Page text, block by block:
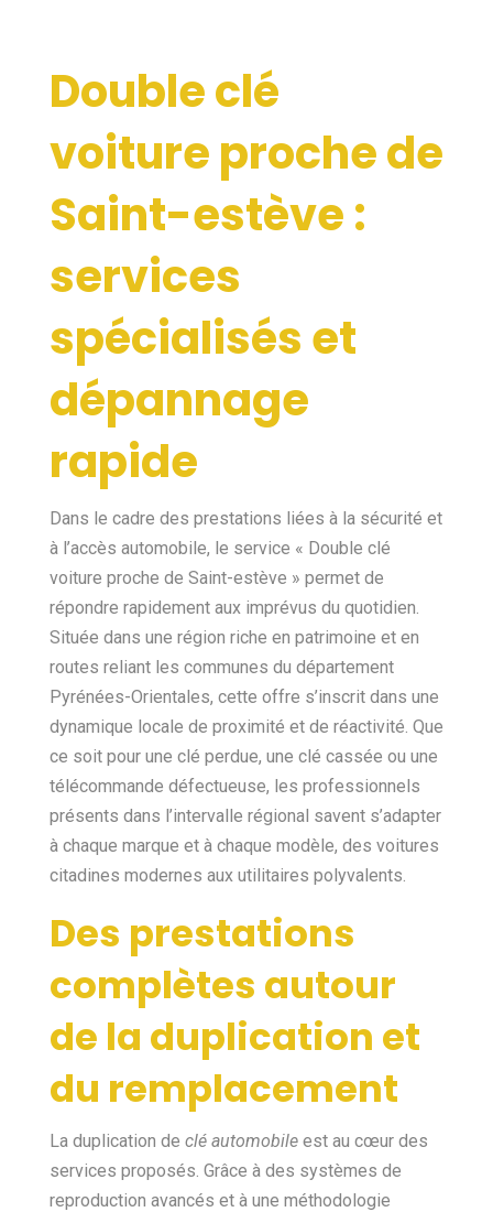
Double clé
voiture proche de
Saint-estève :
services
spécialisés et
dépannage
rapide
Dans le cadre des prestations liées à la sécurité et
à l’accès automobile, le service « Double clé
voiture proche de Saint-estève » permet de
répondre rapidement aux imprévus du quotidien.
Située dans une région riche en patrimoine et en
routes reliant les communes du département
Pyrénées-Orientales, cette offre s’inscrit dans une
dynamique locale de proximité et de réactivité. Que
ce soit pour une clé perdue, une clé cassée ou une
télécommande défectueuse, les professionnels
présents dans l’intervalle régional savent s’adapter
à chaque marque et à chaque modèle, des voitures
citadines modernes aux utilitaires polyvalents.
Des prestations
complètes autour
de la duplication et
du remplacement
La duplication de clé automobileest au cœur des
services proposés. Grâce à des systèmes de
reproduction avancés et à une méthodologie